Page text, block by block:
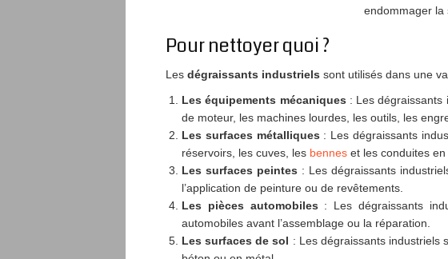
endommager la
Pour nettoyer quoi ?
Les dégraissants industriels sont utilisés dans une
Les équipements mécaniques : Les dégraissants
de moteur, les machines lourdes, les outils, les
Les surfaces métalliques : Les dégraissants
réservoirs, les cuves, les bennes et les conduites en
Les surfaces peintes : Les dégraissants
l’application de peinture ou de revêtements.
Les pièces automobiles : Les dégraissants
automobiles avant l’assemblage ou la réparation.
Les surfaces de sol : Les dégraissants industriels